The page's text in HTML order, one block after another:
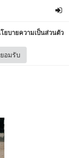
ยบายความเป็นส่วนตัว
อมรับ
off